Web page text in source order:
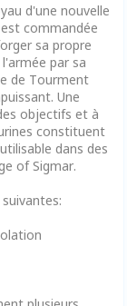
d'une nouvelle
commandée
sa propre
par sa
de Tourment
Une
objectifs et à
constituent
dans des
of Sigmar.